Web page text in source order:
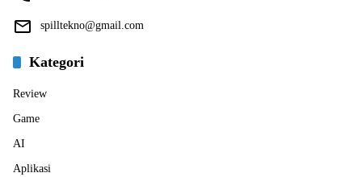
spilltekno@gmail.com
Kategori
Review
Game
AI
Aplikasi